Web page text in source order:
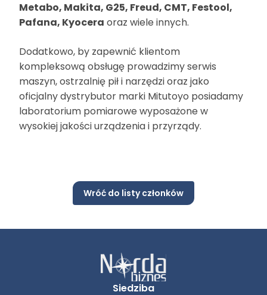
Metabo, Makita, G25, Freud, CMT, Festool,
Pafana, Kyocera oraz wiele innych.
Dodatkowo, by zapewnić klientom
kompleksową obsługę prowadzimy serwis
maszyn, ostrzalnię pił i narzędzi oraz jako
oficjalny dystrybutor marki Mitutoyo posiadamy
laboratorium pomiarowe wyposażone w
wysokiej jakości urządzenia i przyrządy.
Wróć do listy członków
Siedziba